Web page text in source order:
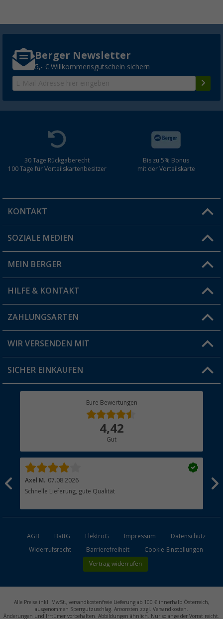
Berger Newsletter
5,- € Willkommensgutschein sichern
30 Tage Rückgaberecht
100 Tage für Vorteilskartenbesitzer
Bis zu 5% Bonus
mit der Vorteilskarte
KONTAKT
Du hast eine Frage?
Filiale finden
SOZIALE MEDIEN
MEIN BERGER
Vorteilskarte
Blog
Jobs & Karriere
HILFE & KONTAKT
FAQ & Kontakt
Versandinformationen
Rücksendung
ZAHLUNGSARTEN
WIR VERSENDEN MIT
SICHER EINKAUFEN
Eure Bewertungen
4,42
Gut
Axel M. 07.08.2026
Schnelle Lieferung, gute Qualität
AGB BattG ElektroG Impressum
Datenschutz
Widerrufsrecht
Barrierefreiheit Cookie-Einstellungen
Vertrag widerrufen
Alle Preise inkl. MwSt., versandkostenfreie Lieferung ab 100 € innerhalb Österreich,
ausgenommen Sperrgutzuschlag. Ansonsten zzgl. Versandkosten.
Änderungen und Irrtümer vorbehalten. Abbildungen ähnlich. Nur solange der Vorrat reicht.